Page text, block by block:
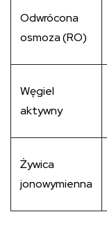
Odwrócona
osmoza (RO)
Węgiel
aktywny
Żywica
jonowymienna